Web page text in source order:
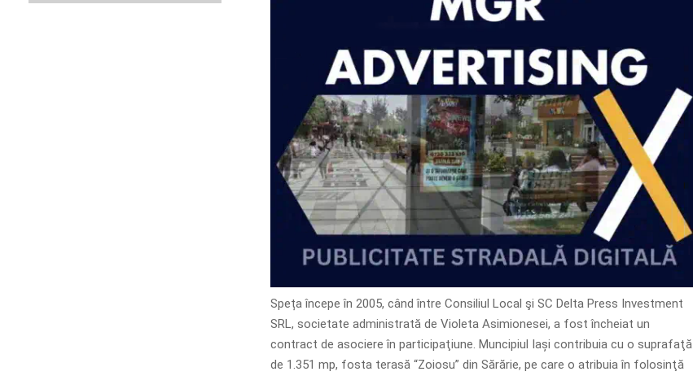
Speța începe în 2005, când între Consiliul Local şi SC Delta Press Investment
SRL, societate administrată de Violeta Asimionesei, a fost încheiat un
contract de asociere în participaţiune. Muncipiul Iași contribuia cu o suprafaţă
de 1.351 mp, fosta terasă “Zoiosu” din Sărărie, pe care o atribuia în folosinţă